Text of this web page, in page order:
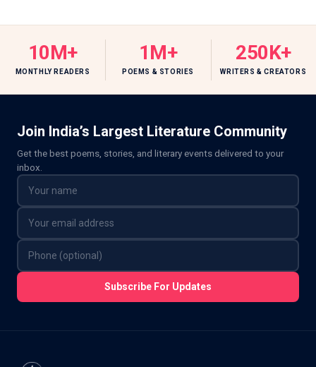
10M+
MONTHLY READERS
1M+
POEMS & STORIES
250K+
WRITERS & CREATORS
Join India’s Largest Literature Community
Get the best poems, stories, and literary events delivered to your
inbox.
Subscribe For Updates